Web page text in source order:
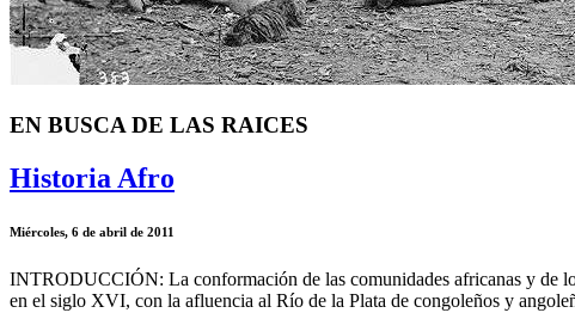
EN BUSCA DE LAS RAICES
Historia Afro
Miércoles, 6 de abril de 2011
INTRODUCCIÓN: La conformación de las comunidades africanas y de
en el siglo XVI, con la afluencia al Río de la Plata de congoleños y